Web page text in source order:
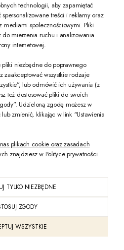
Gdy zapiszesz się do naszego
z nasząpolityką prywatności
WERSJĘ STRONY
Shoper Premium
technologii, aby zapamiętać
treści i reklamy oraz
społecznościowymi. Pliki
do mierzenia ruchu i analizowania
internetowej.
pliki niezbędne do poprawnego
zaakceptować wszystkie rodzaje
lub odmówić ich używania (z
też dostosować pliki do swoich
Udzieloną zgodę możesz w
zmienić, klikając w link “Ustawienia
plikach cookie oraz zasadach
znajdziesz w Polityce prywatności.
TYLKO NIEZBĘDNE
ZGODY
WSZYSTKIE